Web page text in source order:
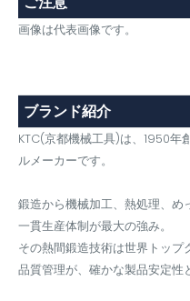
画像は代表画像です。
ブランド紹介
KTC(京都機械工具)は、1950年
ルメーカーです。
鍛造から機械加工、熱処理、め
一貫生産体制が最大の強み。
その熱間鍛造技術は世界トッ
品質管理が、確かな製品安定性